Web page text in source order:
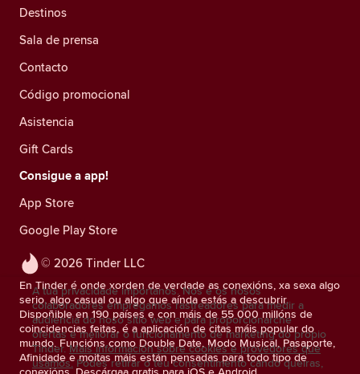
© 2026 Tinder LLC
En Tinder é onde xorden de verdade as conexións, xa sexa algo
serio, algo casual ou algo que aínda estás a descubrir.
Dispoñible en 190 países e con máis de 55 000 millóns de
coincidencias feitas, é a aplicación de citas máis popular do
mundo. Funcións como Double Date, Modo Musical, Pasaporte,
Afinidade e moitas máis están pensadas para todo tipo de
Destinos
Sala de prensa
Contacto
Código promocional
Asistencia
Gift Cards
Consigue a app!
App Store
Google Play Store
A túa privacidade impórtanos. Nós e os nosos
colaboradores empregamos rastreadores para medir a
audiencia do noso sitio web e para proporcionarche
ofertas e mellorar o funcionamento de marketing do propio
Tinder. Máis información sobre cookies e provedores que
usamos. Podes retirar o teu consentimento cando queiras,